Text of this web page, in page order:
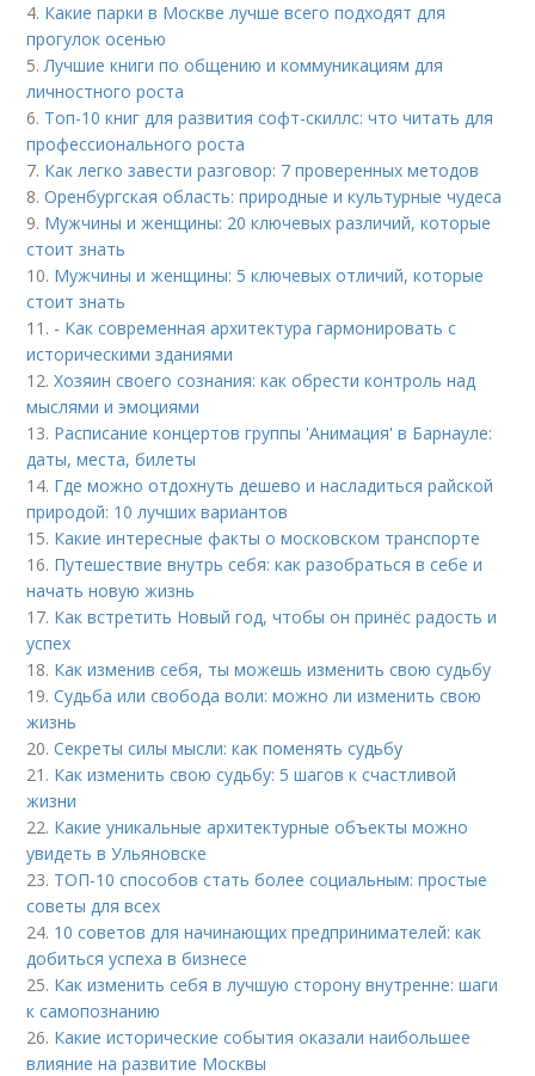
4. Какие парки в Москве лучше всего подходят для
прогулок осенью
5.Лучшие книги по общению и коммуникациям для
личностного роста
6. Топ-10 книг для развития софт-скиллс: что читать для
профессионального роста
7. Как легко завести разговор: 7 проверенных методов
8.Оренбургская область: природные и культурные чудеса
9. Мужчины и женщины: 20 ключевых различий, которые
стоит знать
10. Мужчины и женщины: 5 ключевых отличий, которые
стоит знать
11. - Как современная архитектура гармонировать с
историческими зданиями
12.Хозяин своего сознания: как обрести контроль над
мыслями и эмоциями
13. Расписание концертов группы 'Анимация' в Барнауле:
даты, места, билеты
14. Где можно отдохнуть дешево и насладиться райской
природой: 10 лучших вариантов
15. Какие интересные факты о московском транспорте
16. Путешествие внутрь себя: как разобраться в себе и
начать новую жизнь
17. Как встретить Новый год, чтобы он принёс радость и
успех
18. Как изменив себя, ты можешь изменить свою судьбу
19.Судьба или свобода воли: можно ли изменить свою
жизнь
20.Секреты силы мысли: как поменять судьбу
21. Как изменить свою судьбу: 5 шагов к счастливой
жизни
22. Какие уникальные архитектурные объекты можно
увидеть в Ульяновске
23. ТОП-10 способов стать более социальным: простые
советы для всех
24. 10 советов для начинающих предпринимателей: как
добиться успеха в бизнесе
25. Как изменить себя в лучшую сторону внутренне: шаги
к самопознанию
26. Какие исторические события оказали наибольшее
влияние на развитие Москвы